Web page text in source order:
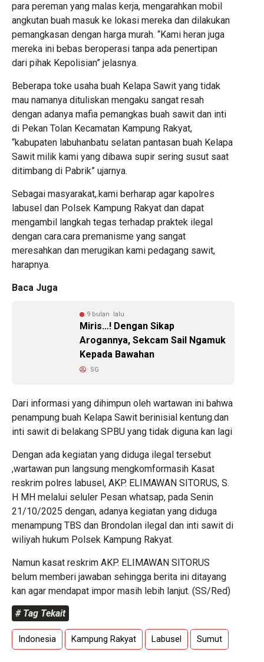
para pereman yang malas kerja, mengarahkan mobil
angkutan buah masuk ke lokasi mereka dan dilakukan
pemangkasan dengan harga murah. “Kami heran juga
mereka ini bebas beroperasi tanpa ada penertipan
dari pihak Kepolisian” jelasnya.
Beberapa toke usaha buah Kelapa Sawit yang tidak
mau namanya dituliskan mengaku sangat resah
dengan adanya mafia pemangkas buah sawit dan inti
di Pekan Tolan Kecamatan Kampung Rakyat,
“kabupaten labuhanbatu selatan pantasan buah Kelapa
Sawit milik kami yang dibawa supir sering susut saat
ditimbang di Pabrik” ujarnya.
Sebagai masyarakat,.kami berharap agar kapolres
labusel dan Polsek Kampung Rakyat dan dapat
mengambil langkah tegas terhadap praktek ilegal
dengan cara.cara premanisme yang sangat
meresahkan dan merugikan kami pedagang sawit,
harapnya.
Baca Juga
9 bulan lalu
Miris…! Dengan Sikap
Arogannya, Sekcam Sail Ngamuk
Kepada Bawahan
SG
Dari informasi yang dihimpun oleh wartawan ini bahwa
penampung buah Kelapa Sawit berinisial kentung.dan
inti sawit di belakang SPBU yang tidak diguna kan lagi
Dengan ada kegiatan yang diduga ilegal tersebut
,wartawan pun langsung mengkomformasih Kasat
reskrim polres labusel, AKP. ELIMAWAN SITORUS, S.
H MH melalui seluler Pesan whatsap, pada Senin
21/10/2025 dengan, adanya kegiatan yang diduga
menampung TBS dan Brondolan ilegal dan inti sawit di
wiliyah hukum Polsek Kampung Rakyat.
Namun kasat reskrim AKP. ELIMAWAN SITORUS
belum memberi jawaban sehingga berita ini ditayang
kan agar mendapat impor masih lebih lanjut. (SS/Red)
# Tag Tekait
Indonesia Kampung Rakyat Labusel Sumut